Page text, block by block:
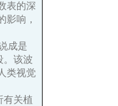
表的深
影响，
成是
。该波
类视觉
有关植